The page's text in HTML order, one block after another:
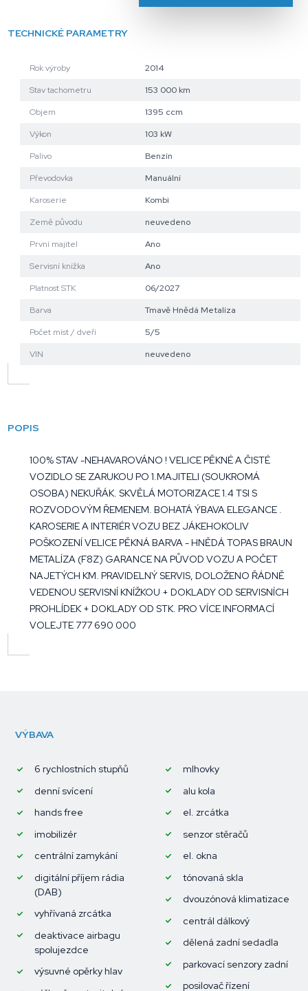
TECHNICKÉ PARAMETRY
Rok výroby
2014
Stav tachometru
153 000 km
Objem
1395 ccm
Výkon
103 kW
Palivo
Benzín
Převodovka
Manuální
Karoserie
Kombi
Země původu
neuvedeno
První majitel
Ano
Servisní knížka
Ano
Platnost STK
06/2027
Barva
Tmavě Hnědá Metalíza
Počet míst / dveří
5/5
VIN
neuvedeno
POPIS
100% STAV -NEHAVAROVÁNO ! VELICE PĚKNÉ A ČISTÉ
VOZIDLO SE ZARUKOU PO 1.MAJITELI (SOUKROMÁ
OSOBA) NEKUŘÁK. SKVĚLÁ MOTORIZACE 1.4 TSI S
ROZVODOVÝM ŘEMENEM. BOHATÁ ÝBAVA ELEGANCE .
KAROSERIE A INTERIÉR VOZU BEZ JÁKEHOKOLIV
POŠKOZENÍ VELICE PĚKNÁ BARVA - HNĚDÁ TOPAS BRAUN
METALÍZA (F8Z) GARANCE NA PŮVOD VOZU A POČET
NAJETÝCH KM. PRAVIDELNÝ SERVIS, DOLOŽENO ŘÁDNĚ
VEDENOU SERVISNÍ KNÍŽKOU + DOKLADY OD SERVISNÍCH
PROHLÍDEK + DOKLADY OD STK. PRO VÍCE INFORMACÍ
VOLEJTE 777 690 000
VÝBAVA
6 rychlostních stupňů
denní svícení
hands free
imobilizér
centrální zamykání
digitální příjem rádia
(DAB)
vyhřívaná zrcátka
deaktivace airbagu
spolujezdce
výsuvné opěrky hlav
mlhovky
alu kola
el. zrcátka
senzor stěračů
el. okna
tónovaná skla
dvouzónová klimatizace
centrál dálkový
dělená zadní sedadla
parkovací senzory zadní
posilovač řízení